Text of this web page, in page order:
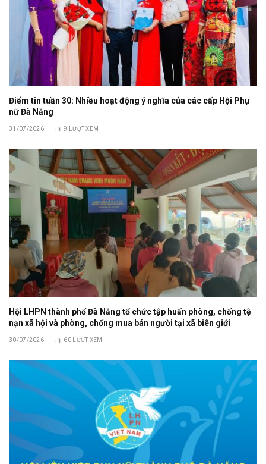
Điểm tin tuần 30: Nhiều hoạt động ý nghĩa của các cấp Hội Phụ
nữ Đà Nẵng
31/07/2026 9 LƯỢT XEM
Hội LHPN thành phố Đà Nẵng tổ chức tập huấn phòng, chống tệ
nạn xã hội và phòng, chống mua bán người tại xã biên giới
30/07/2026 60 LƯỢT XEM